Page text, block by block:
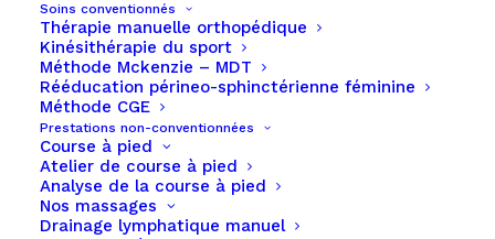
Soins conventionnés
Thérapie manuelle orthopédique
Kinésithérapie du sport
Méthode Mckenzie – MDT
Rééducation périneo-sphinctérienne féminine
Méthode CGE
Prestations non-conventionnées
Course à pied
Atelier de course à pied
Analyse de la course à pied
Nos massages
Drainage lymphatique manuel
Valentin Baralla
Masseur Kinésithérapeute D.E.